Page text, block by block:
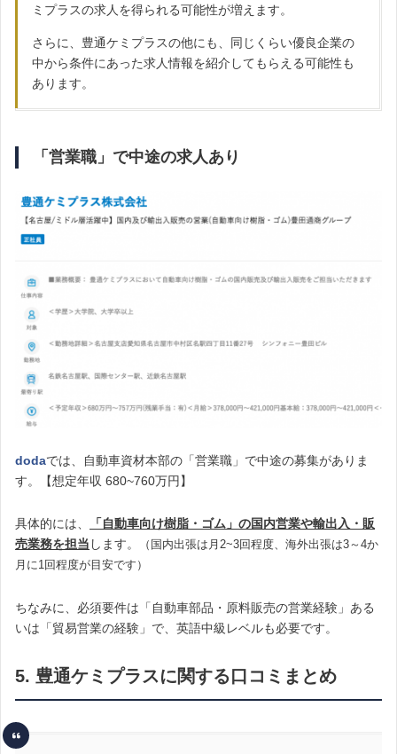
ミプラスの求人を得られる可能性が増えます。
さらに、豊通ケミプラスの他にも、同じくらい優良企業の
中から条件にあった求人情報を紹介してもらえる可能性も
あります。
「営業職」で中途の求人あり
dodaでは、自動車資材本部の「営業職」で中途の募集がありま
す。【想定年収 680~760万円】
具体的には、
「自動車向け樹脂・ゴム」の国内営業や輸出入・販
売業務を担当 します。
（国内出張は月2~3回程度、海外出張は3～4か
月に1回程度が目安です）
ちなみに、必須要件は「自動車部品・原料販売の営業経験」ある
いは「貿易営業の経験」で、英語中級レベルも必要です。
5. 豊通ケミプラスに関する口コミまとめ